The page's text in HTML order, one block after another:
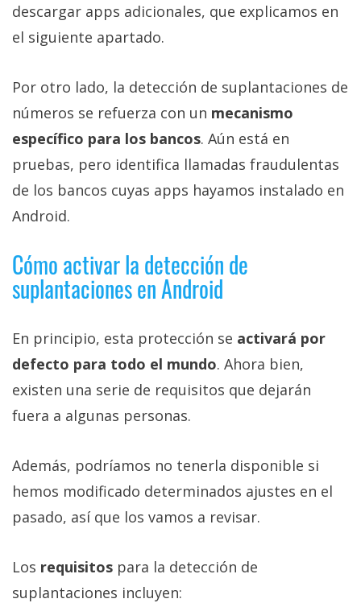
descargar apps adicionales, que explicamos en
el siguiente apartado.
Por otro lado, la detección de suplantaciones de
números se refuerza con un mecanismo
específico para los bancos. Aún está en
pruebas, pero identifica llamadas fraudulentas
de los bancos cuyas apps hayamos instalado en
Android.
Cómo activar la detección de
suplantaciones en Android
En principio, esta protección se activará por
defecto para todo el mundo. Ahora bien,
existen una serie de requisitos que dejarán
fuera a algunas personas.
Además, podríamos no tenerla disponible si
hemos modificado determinados ajustes en el
pasado, así que los vamos a revisar.
Los requisitos para la detección de
suplantaciones incluyen: